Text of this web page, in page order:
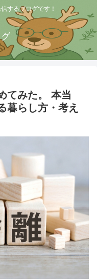
するブログです！
てみた。 本当
暮らし方・考え